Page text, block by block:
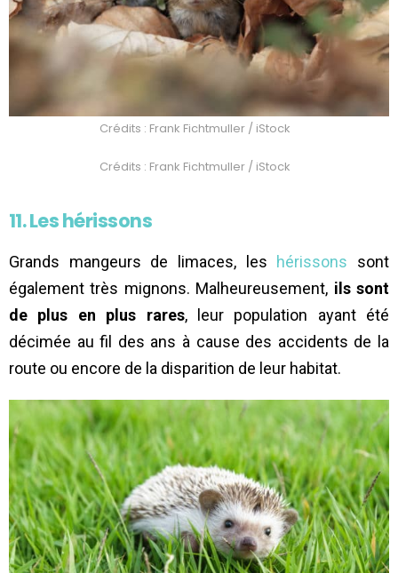
Crédits : Frank Fichtmuller / iStock
Crédits : Frank Fichtmuller / iStock
11. Les hérissons
Grands mangeurs de limaces, les hérissons sont
également très mignons. Malheureusement, ils sont
de plus en plus rares, leur population ayant été
décimée au fil des ans à cause des accidents de la
route ou encore de la disparition de leur habitat.